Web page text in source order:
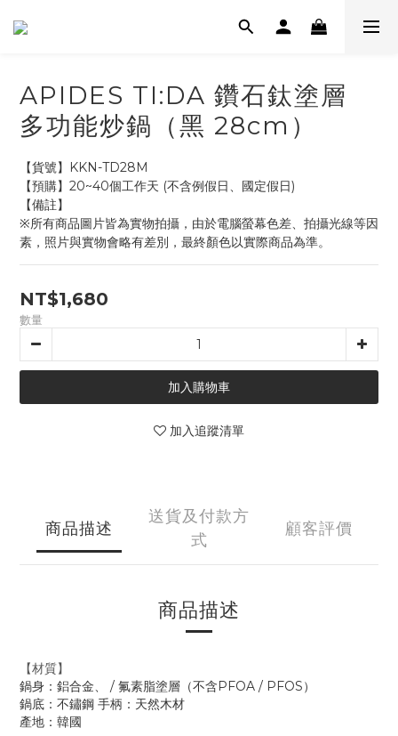
APIDES TI:DA 鑽石鈦塗層
多功能炒鍋（黑 28cm）
【貨號】KKN-TD28M
【預購】20~40個工作天 (不含例假日、國定假日)
【備註】
※所有商品圖片皆為實物拍攝，由於電腦螢幕色差、拍攝光線等因
素，照片與實物會略有差別，最終顏色以實際商品為準。
NT$1,680
數量
加入購物車
加入追蹤清單
商品描述
送貨及付款方
式
顧客評價
商品描述
【材質】
鍋身：鋁合金、 / 氟素脂塗層（不含PFOA / PFOS）
鍋底：不鏽鋼 手柄：天然木材
產地：韓國